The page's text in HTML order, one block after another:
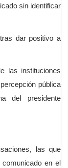
sin identificar
dar positivo a
las instituciones
pública
del presidente
las que
en el